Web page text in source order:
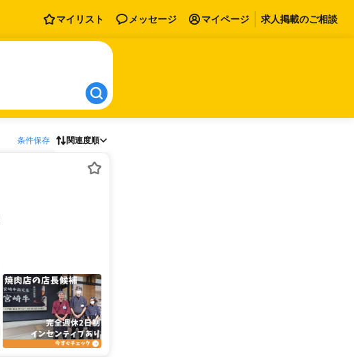
マイリスト メッセージ マイページ 求人掲載のご相談
条件保存 関連度順